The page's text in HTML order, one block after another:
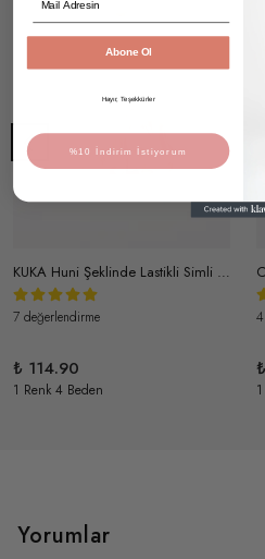
KUKA Huni Şeklinde Lastikli Simli Parti Şapka Doğum Günü Tacı (Gümüş-Pudra)
7 değerlendirme
₺ 114.90
1 Renk 4 Beden
Yorumlar
Abone Ol
Hayır, Teşekkürler
%10 İndirim İstiyorum